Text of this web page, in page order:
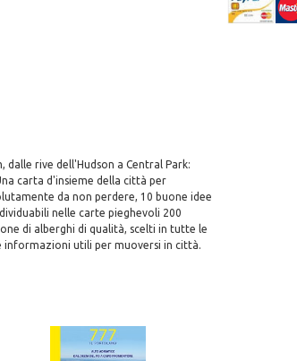
dalle rive dell'Hudson a Central Park:
carta d'insieme della città per
da non perdere, 10 buone idee
nelle carte pieghevoli 200
di alberghi di qualità, scelti in tutte le
utili per muoversi in città.